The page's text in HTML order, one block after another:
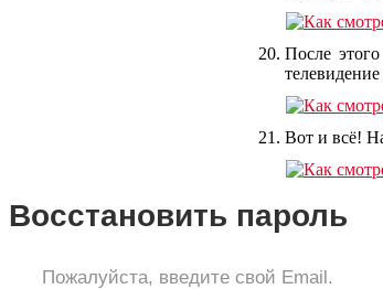
После
Вот и всё!
Восстановить пароль
Пожалуйста, введите свой Email.